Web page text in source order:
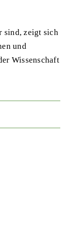
sind, zeigt sich
und
Wissenschaft